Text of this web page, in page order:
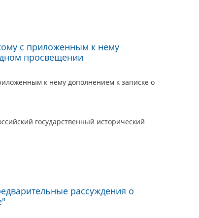
с приложенным к нему
просвещении
к нему дополнением к записке о
государственный исторический
рассуждения о